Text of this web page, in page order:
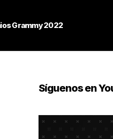
Grammy 2022
Síguenos en